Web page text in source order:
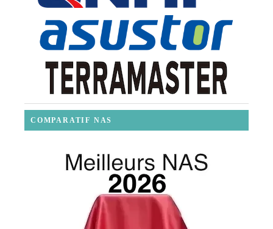
COMPARATIF NAS